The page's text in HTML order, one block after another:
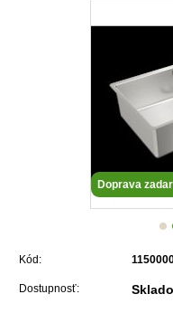
Doprava
Kód:
Dostupnosť: